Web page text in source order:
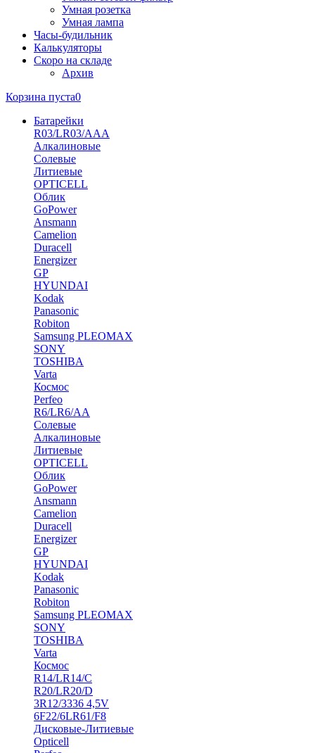
Умная розетка
Умная лампа
Часы-будильник
Калькуляторы
Скоро на складе
Архив
Корзина пуста0
Батарейки
R03/LR03/AAA
Алкалиновые
Солевые
Литиевые
OPTICELL
Облик
GoPower
Ansmann
Camelion
Duracell
Energizer
GP
HYUNDAI
Kodak
Panasonic
Robiton
Samsung PLEOMAX
SONY
TOSHIBA
Varta
Космос
Perfeo
R6/LR6/AA
Солевые
Алкалиновые
Литиевые
OPTICELL
Облик
GoPower
Ansmann
Camelion
Duracell
Energizer
GP
HYUNDAI
Kodak
Panasonic
Robiton
Samsung PLEOMAX
SONY
TOSHIBA
Varta
Космос
R14/LR14/C
R20/LR20/D
3R12/3336 4,5V
6F22/6LR61/F8
Дисковые-Литиевые
Opticell